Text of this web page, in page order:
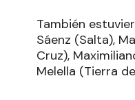
También
Sáenz (Salta),
Cruz),
Melella (Tierra